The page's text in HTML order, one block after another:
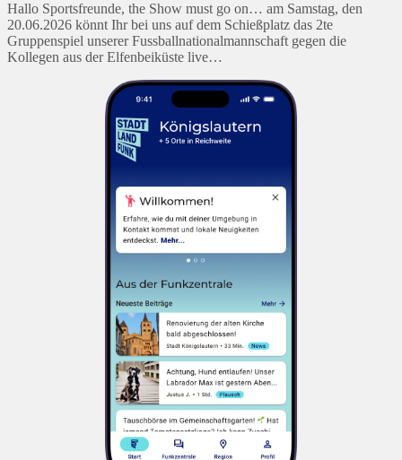
Hallo Sportsfreunde, the Show must go on… am Samstag, den
20.06.2026 könnt Ihr bei uns auf dem Schießplatz das 2te
Gruppenspiel unserer Fussballnationalmannschaft gegen die
Kollegen aus der Elfenbeiküste live…